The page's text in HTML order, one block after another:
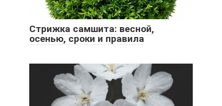
Стрижка самшита: весной,
осенью, сроки и правила